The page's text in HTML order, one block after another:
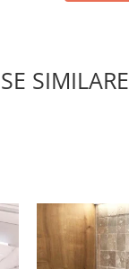
SIMILARE